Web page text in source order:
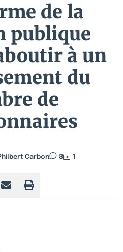
de la
publique
à un
du
de
Carbon 8
1